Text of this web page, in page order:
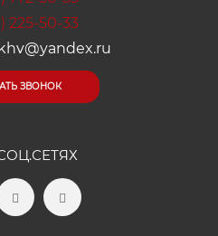
225-50-33
ЗВОНОК